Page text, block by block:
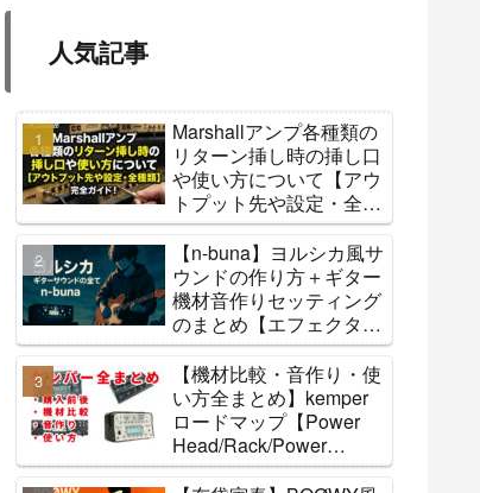
人気記事
Marshallアンプ各種類の
リターン挿し時の挿し口
や使い方について【アウ
トプット先や設定・全種
類】
【n-buna】ヨルシカ風サ
ウンドの作り方＋ギター
機材音作りセッティング
のまとめ【エフェクタ
ー・アンプ】
【機材比較・音作り・使
い方全まとめ】kemper
ロードマップ【Power
Head/Rack/Power
Rack/stage】